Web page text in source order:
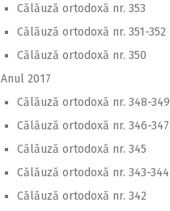
Călăuză ortodoxă nr. 353
Călăuză ortodoxă nr. 351-352
Călăuză ortodoxă nr. 350
Anul 2017
Călăuză ortodoxă nr. 348-349
Călăuză ortodoxă nr. 346-347
Călăuză ortodoxă nr. 345
Călăuză ortodoxă nr. 343-344
Călăuză ortodoxă nr. 342